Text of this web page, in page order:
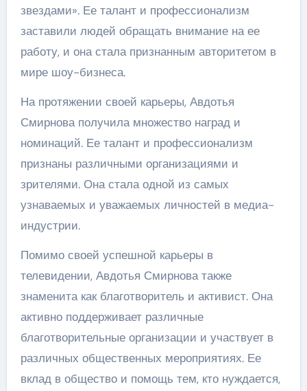
звездами». Ее талант и профессионализм
заставили людей обращать внимание на ее
работу, и она стала признанным авторитетом в
мире шоу-бизнеса.
На протяжении своей карьеры, Авдотья
Смирнова получила множество наград и
номинаций. Ее талант и профессионализм
признаны различными организациями и
зрителями. Она стала одной из самых
узнаваемых и уважаемых личностей в медиа-
индустрии.
Помимо своей успешной карьеры в
телевидении, Авдотья Смирнова также
знаменита как благотворитель и активист. Она
активно поддерживает различные
благотворительные организации и участвует в
различных общественных мероприятиях. Ее
вклад в общество и помощь тем, кто нуждается,